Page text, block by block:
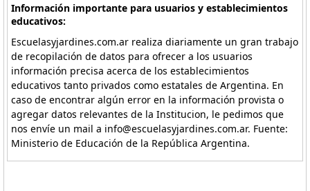
Información importante para usuarios y establecimientos
educativos:
Escuelasyjardines.com.ar realiza diariamente un gran trabajo
de recopilación de datos para ofrecer a los usuarios
información precisa acerca de los establecimientos
educativos tanto privados como estatales de Argentina. En
caso de encontrar algún error en la información provista o
agregar datos relevantes de la Institucion, le pedimos que
nos envíe un mail a info@escuelasyjardines.com.ar. Fuente:
Ministerio de Educación de la República Argentina.